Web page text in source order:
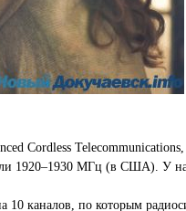
Cordless
1920–1930 МГц (в США). У
каналов, по которым